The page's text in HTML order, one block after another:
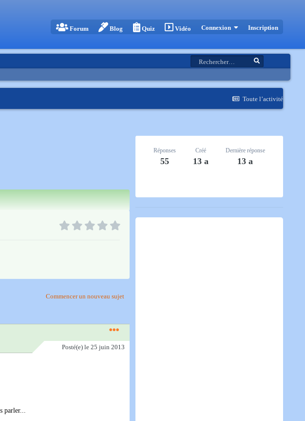
Forum Blog Quiz Vidéo Connexion Inscription
Toute l’activité
Commencer un nouveau sujet
Posté(e) le 25 juin 2013
parler...
Réponses
55
Créé
13 a
Dernière réponse
13 a